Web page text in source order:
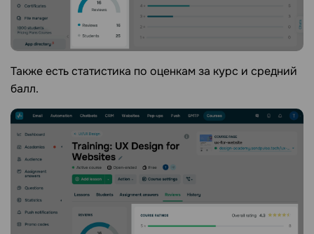
Также есть статистика по оценкам за курс и средний
балл.